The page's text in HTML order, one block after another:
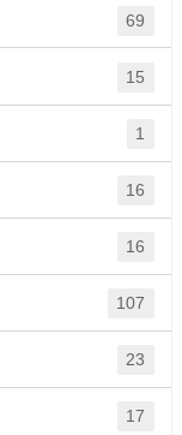
69
15
1
16
16
107
23
17